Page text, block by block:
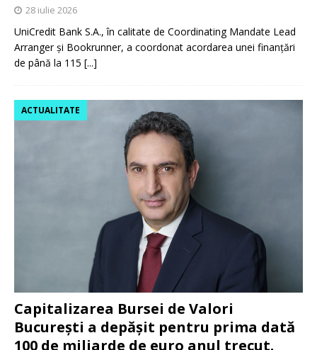
28 iulie 2026
UniCredit Bank S.A., în calitate de Coordinating Mandate Lead
Arranger și Bookrunner, a coordonat acordarea unei finanțări
de până la 115 [...]
Capitalizarea Bursei de Valori
București a depășit pentru prima dată
100 de miliarde de euro anul trecut.
ACTUALITATE